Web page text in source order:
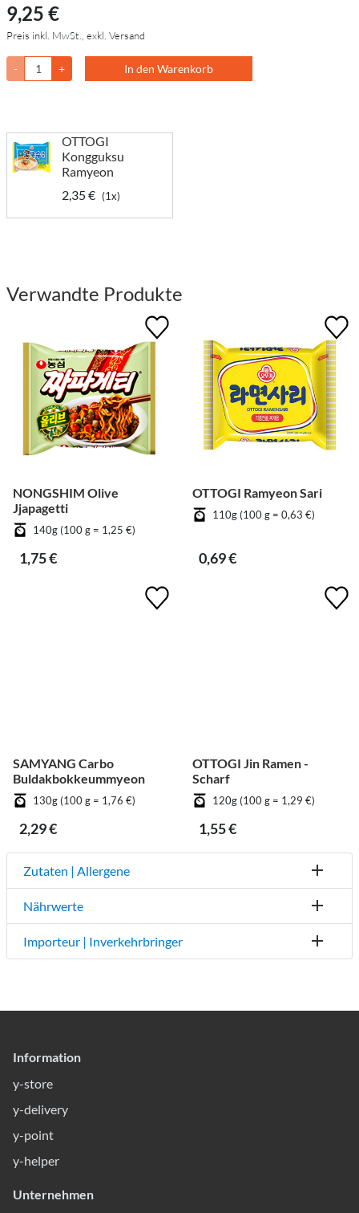
9,25 €
Preis inkl. MwSt., exkl. Versand
- + In den Warenkorb
OTTOGI
Kongguksu
Ramyeon
2,35 € (1x)
Verwandte Produkte
NONGSHIM Olive
Jjapagetti
140g (100 g = 1,25 €)
1,75 €
OTTOGI Ramyeon Sari
110g (100 g = 0,63 €)
0,69 €
SAMYANG Carbo
Buldakbokkeummyeon
130g (100 g = 1,76 €)
2,29 €
OTTOGI Jin Ramen -
Scharf
120g (100 g = 1,29 €)
1,55 €
Zutaten | Allergene
Nährwerte
Importeur | Inverkehrbringer
Information
y-store
y-delivery
y-point
y-helper
Unternehmen